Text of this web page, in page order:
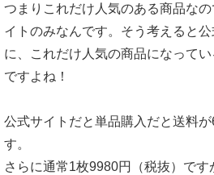
つまりこれだけ人気のある商品な
イトのみなんです。そう考えると
に、これだけ人気の商品になって
ですよね！
公式サイトだと単品購入だと送料
す。
さらに通常1枚9980円（税抜）です